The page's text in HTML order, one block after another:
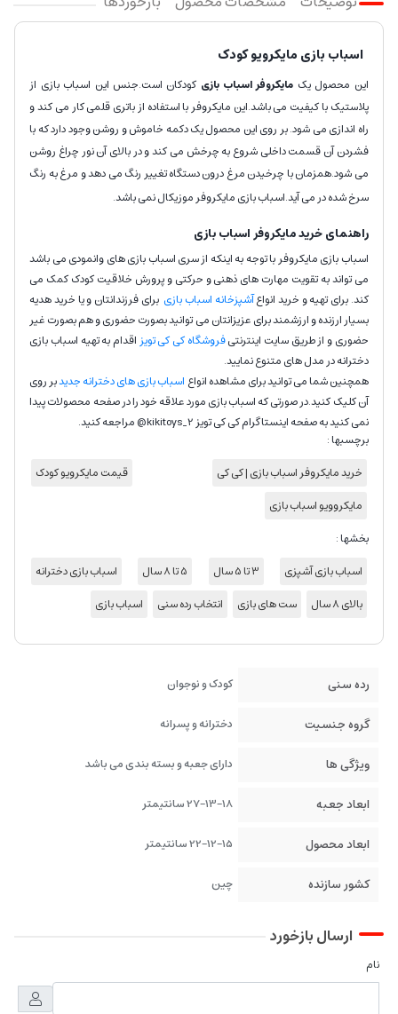
اسباب بازی مایکرویو کودک
این محصول یک مایکروفر اسباب بازی کودکان است.جنس این اسباب بازی از
پلاستیک با کیفیت می باشد.این مایکروفر با استفاده از باتری قلمی کار می کند و
راه اندازی می شود. بر روی این محصول یک دکمه خاموش و روشن وجود دارد که با
فشردن آن قسمت داخلی شروع به چرخش می کند و در بالای آن نور چراغ روشن
می شود.همزمان با چرخیدن مرغ درون دستگاه تغییر رنگ می دهد و مرغ به رنگ
سرخ شده در می آید.اسباب بازی مایکروفر موزیکال نمی باشد.
راهنمای خرید مایکروفر اسباب بازی
اسباب بازی مایکروفر با توجه به اینکه از سری اسباب بازی های وانمودی می باشد
می تواند به تقویت مهارت های ذهنی و حرکتی و پرورش خلاقیت کودک کمک می
کند. برای تهیه و خرید انواعآشپزخانه اسباب بازی برای فرزندانتان و یا خرید هدیه
بسیار ارزنده و ارزشمند برای عزیزانتان می توانید بصورت حضوری و هم بصورت غیر
حضوری و از طریق سایت اینترنتیفروشگاه کی کی تویزاقدام به تهیه اسباب بازی
دخترانه در مدل های متنوع نمایید.
همچنین شما می توانید برای مشاهده انواع اسباب بازی های دخترانه جدیدبر روی
آن کلیک کنید.در صورتی که اسباب بازی مورد علاقه خود را در صفحه محصولات پیدا
نمی کنید به صفحه اینستاگرام کی کی تویز kikitoys_2@ مراجعه کنید.
برچسبها :
خرید مایکروفر اسباب بازی | کی کی
قیمت مایکرویو کودک
مایکروویو اسباب بازی
بخشها :
اسباب بازی آشپزی
3 تا 5 سال 5 تا 8 سال
اسباب بازی دخترانه
بالای 8 سال
ست های بازی انتخاب رده سنی اسباب بازی
رده سنی کودک و نوجوان
گروه جنسیت دخترانه و پسرانه
ویژگی ها دارای جعبه و بسته بندی می باشد
ابعاد جعبه 27-13-18 سانتیمتر
ابعاد محصول 22-12-15 سانتیمتر
کشور سازنده چین
ارسال بازخورد
نام